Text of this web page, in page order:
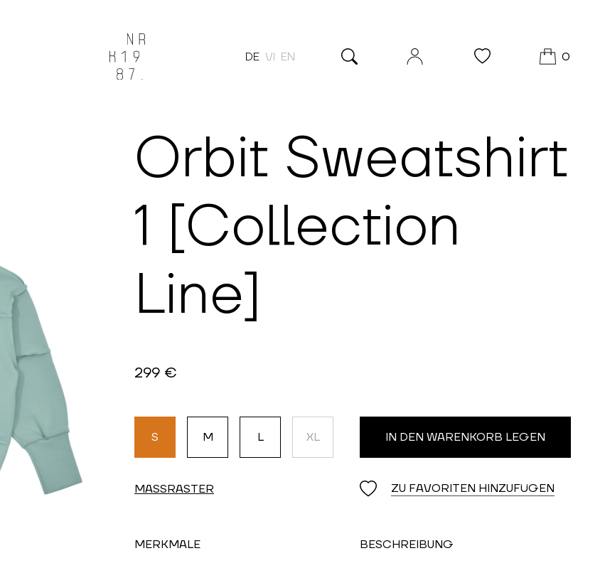
DE VI EN 0
Orbit Sweatshirt
1 [Collection
Line]
299 €
S M L XL IN DEN WARENKORB LEGEN
MASSRASTER ZU FAVORITEN HINZUFÜGEN
MERKMALE BESCHREIBUNG